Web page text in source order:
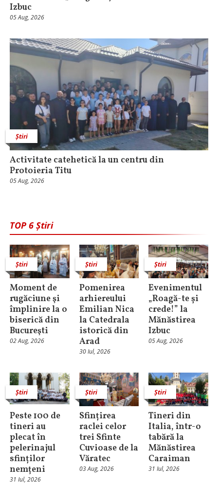
Izbuc
05 Aug, 2026
Știri
Activitate catehetică la un centru din
Protoieria Titu
05 Aug, 2026
TOP 6 Știri
Știri
Moment de
rugăciune şi
împlinire la o
biserică din
Bucureşti
02 Aug, 2026
Știri
Pomenirea
arhiereului
Emilian Nica
la Catedrala
istorică din
Arad
30 Iul, 2026
Știri
Evenimentul
„Roagă-te și
crede!” la
Mănăstirea
Izbuc
05 Aug, 2026
Știri
Peste 100 de
tineri au
plecat în
pelerinajul
sfinților
nemțeni
31 Iul, 2026
Știri
Sfințirea
raclei celor
trei Sfinte
Cuvioase de la
Văratec
03 Aug, 2026
Știri
Tineri din
Italia, într-o
tabără la
Mănăstirea
Caraiman
31 Iul, 2026